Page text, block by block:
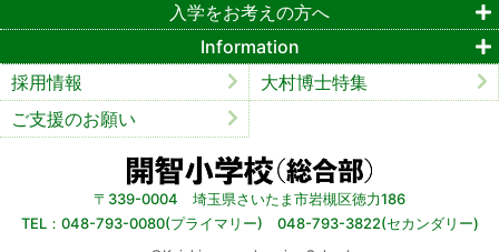
〒339-0004 埼玉県さいたま市岩槻区徳力186
TEL：048-793-0080(プライマリー) 048-793-3822(セカンダリー)
入学をお考えの方へ
Information
採用情報
大村博士特集
ご支援のお願い